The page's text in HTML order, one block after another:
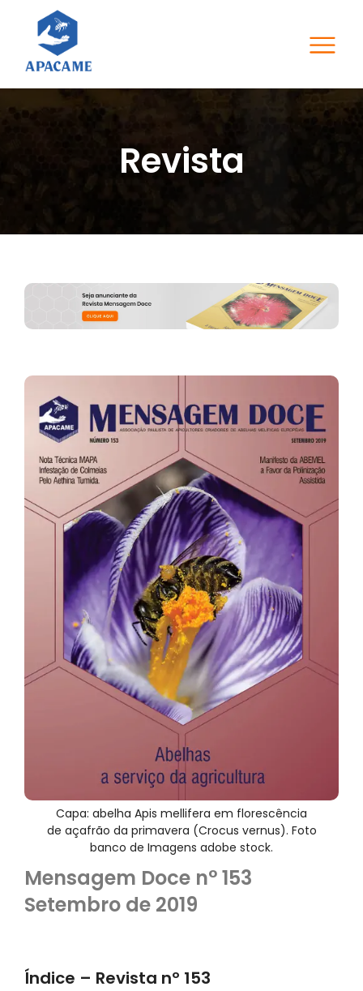
Revista
Capa: abelha Apis mellifera em florescência
de açafrão da primavera (Crocus vernus). Foto
banco de Imagens adobe stock.
Mensagem Doce n° 153
Setembro de 2019
Índice – Revista nº 153